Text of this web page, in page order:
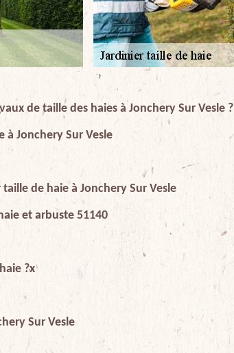
de taille des haies à Jonchery Sur Vesle ?
à Jonchery Sur Vesle
de haie à Jonchery Sur Vesle
et arbuste 51140
?x
Sur Vesle